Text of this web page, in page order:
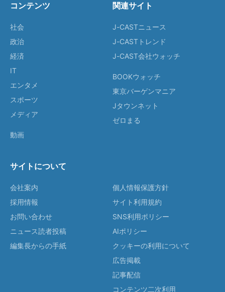
コンテンツ
社会
政治
経済
IT
エンタメ
スポーツ
メディア
動画
関連サイト
J-CASTニュース
J-CASTトレンド
J-CAST会社ウォッチ
BOOKウォッチ
東京バーゲンマニア
Jタウンネット
ゼロまる
サイトについて
会社案内
採用情報
お問い合わせ
ニュース読者投稿
編集長からの手紙
個人情報保護方針
サイト利用規約
SNS利用ポリシー
AIポリシー
クッキーの利用について
広告掲載
記事配信
コンテンツ二次利用